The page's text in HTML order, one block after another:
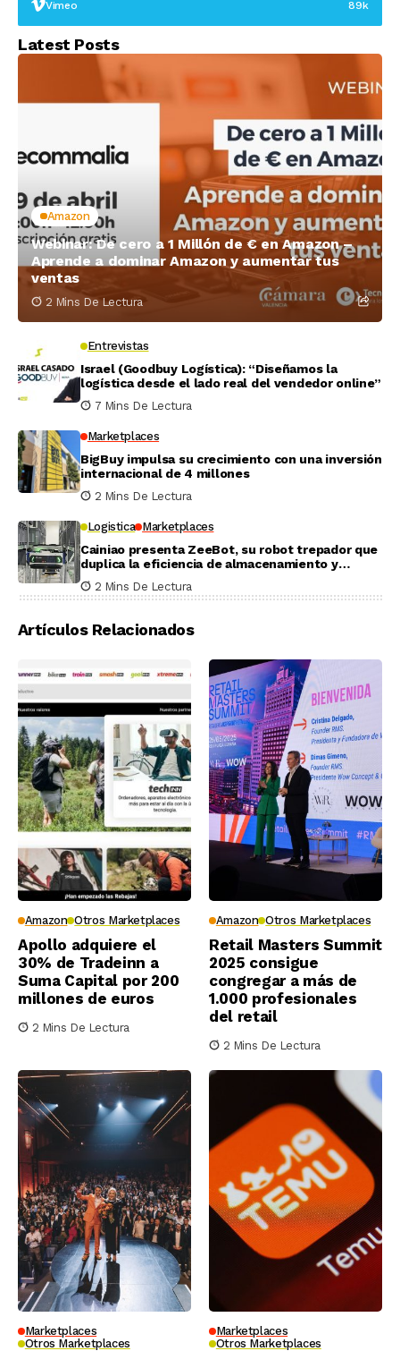
Vimeo 89k
Latest Posts
Amazon
Webinar: De cero a 1 Millón de € en Amazon –
Aprende a dominar Amazon y aumentar tus
ventas
2 Mins De Lectura
Entrevistas
Israel (Goodbuy Logística): “Diseñamos la
logística desde el lado real del vendedor online”
7 Mins De Lectura
Marketplaces
BigBuy impulsa su crecimiento con una inversión
internacional de 4 millones
2 Mins De Lectura
Logistica Marketplaces
Cainiao presenta ZeeBot, su robot trepador que
duplica la eficiencia de almacenamiento y
recogida en pruebas reales
2 Mins De Lectura
Artículos Relacionados
Amazon Otros Marketplaces
Apollo adquiere el
30% de Tradeinn a
Suma Capital por 200
millones de euros
2 Mins De Lectura
Amazon Otros Marketplaces
Retail Masters Summit
2025 consigue
congregar a más de
1.000 profesionales
del retail
2 Mins De Lectura
Marketplaces
Otros Marketplaces
Marketplaces
Otros Marketplaces